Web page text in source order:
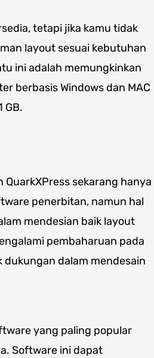
tetapi jika kamu tidak
layout sesuai kebutuhan
ini adalah memungkinkan
berbasis Windows dan MAC
GB.
sekarang hanya
penerbitan, namun hal
mendesian baik layout
pembaharuan pada
dalam mendesain
yang paling popular
Software ini dapat